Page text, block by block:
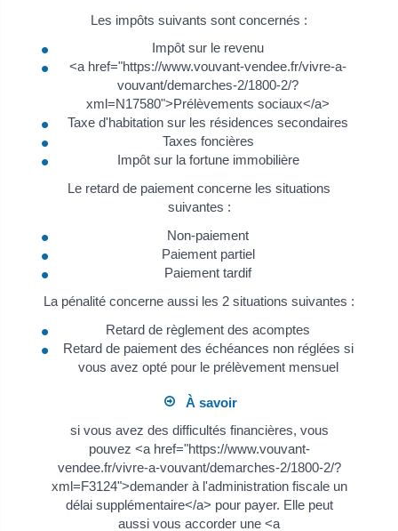
Les impôts suivants sont concernés :
Impôt sur le revenu
<a href="https://www.vouvant-vendee.fr/vivre-a-
vouvant/demarches-2/1800-2/?
xml=N17580">Prélèvements sociaux</a>
Taxe d'habitation sur les résidences secondaires
Taxes foncières
Impôt sur la fortune immobilière
Le retard de paiement concerne les situations
suivantes :
Non-paiement
Paiement partiel
Paiement tardif
La pénalité concerne aussi les 2 situations suivantes :
Retard de règlement des acomptes
Retard de paiement des échéances non réglées si
vous avez opté pour le prélèvement mensuel
À savoir
si vous avez des difficultés financières, vous
pouvez <a href="https://www.vouvant-
vendee.fr/vivre-a-vouvant/demarches-2/1800-2/?
xml=F3124">demander à l'administration fiscale un
délai supplémentaire</a> pour payer. Elle peut
aussi vous accorder une <a